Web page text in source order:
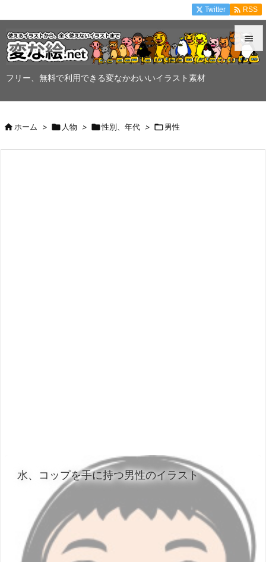
フリー、無料で利用できる変なかわいいイラスト素材


Twitter  RSS
ホーム >  人物 > 性別、年代 > 男性
水、コップを手に持つ男性のイラスト